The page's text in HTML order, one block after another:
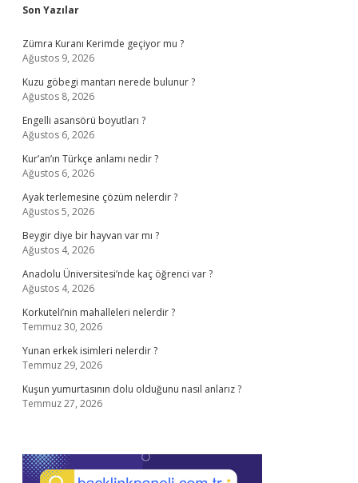
Sidebar
Son Yazılar
Zümra Kuranı Kerimde geçiyor mu ?
Ağustos 9, 2026
Kuzu göbegi mantarı nerede bulunur ?
Ağustos 8, 2026
Engelli asansörü boyutları ?
Ağustos 6, 2026
Kur’an’ın Türkçe anlamı nedir ?
Ağustos 6, 2026
Ayak terlemesine çözüm nelerdir ?
Ağustos 5, 2026
Beygir diye bir hayvan var mı ?
Ağustos 4, 2026
Anadolu Üniversitesi’nde kaç öğrenci var ?
Ağustos 4, 2026
Korkuteli’nin mahalleleri nelerdir ?
Temmuz 30, 2026
Yunan erkek isimleri nelerdir ?
Temmuz 29, 2026
Kuşun yumurtasının dolu olduğunu nasıl anlarız ?
Temmuz 27, 2026